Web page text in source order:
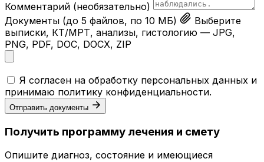
Комментарий (необязательно)
Документы (до 5 файлов, по 10 МБ)
Выберите
выписки, КТ/МРТ, анализы, гистологию — JPG,
PNG, PDF, DOC, DOCX, ZIP
Я согласен на обработку персональных данных и
принимаю политику конфиденциальности.
Отправить документы
Получить программу лечения и смету
Опишите диагноз, состояние и имеющиеся